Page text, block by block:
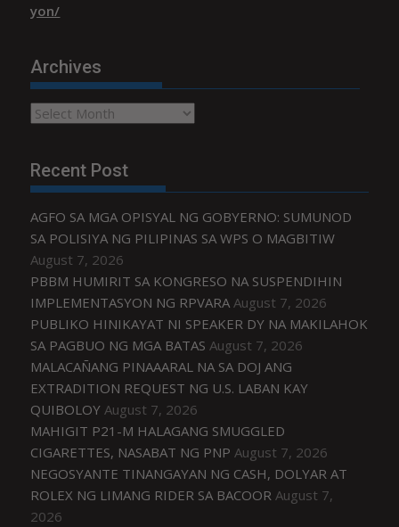
yon/
Archives
Archives
Recent Post
AGFO SA MGA OPISYAL NG GOBYERNO: SUMUNOD
SA POLISIYA NG PILIPINAS SA WPS O MAGBITIW
August 7, 2026
PBBM HUMIRIT SA KONGRESO NA SUSPENDIHIN
IMPLEMENTASYON NG RPVARA August 7, 2026
PUBLIKO HINIKAYAT NI SPEAKER DY NA MAKILAHOK
SA PAGBUO NG MGA BATAS August 7, 2026
MALACAÑANG PINAAARAL NA SA DOJ ANG
EXTRADITION REQUEST NG U.S. LABAN KAY
QUIBOLOY August 7, 2026
MAHIGIT P21-M HALAGANG SMUGGLED
CIGARETTES, NASABAT NG PNP August 7, 2026
NEGOSYANTE TINANGAYAN NG CASH, DOLYAR AT
ROLEX NG LIMANG RIDER SA BACOOR August 7,
2026